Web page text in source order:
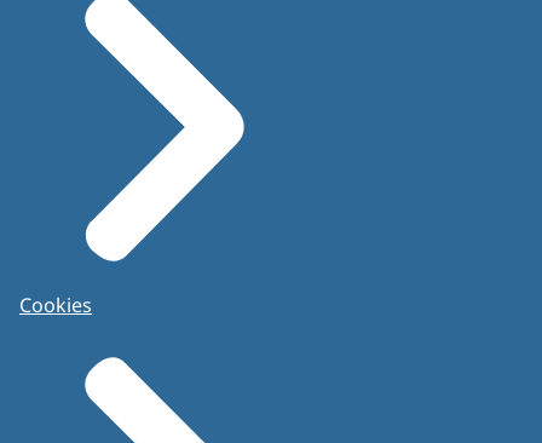
Cookies